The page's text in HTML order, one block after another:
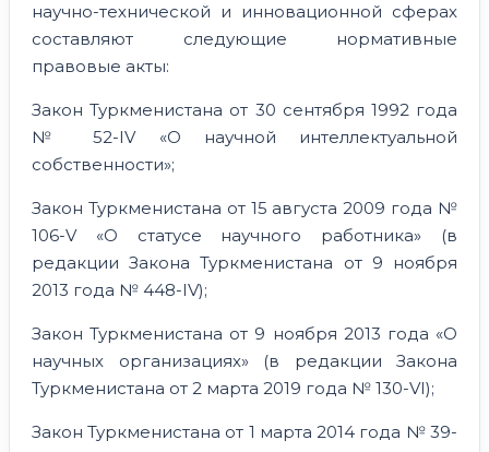
научно-технической и инновационной сферах
составляют следующие нормативные
правовые акты:
Закон Туркменистана от 30 сентября 1992 года
№ 52-IV «О научной интеллектуальной
собственности»;
Закон Туркменистана от 15 августа 2009 года №
106-V «О статусе научного работника» (в
редакции Закона Туркменистана от 9 ноября
2013 года № 448-IV);
Закон Туркменистана от 9 ноября 2013 года «О
научных организациях» (в редакции Закона
Туркменистана от 2 марта 2019 года № 130-VI);
Закон Туркменистана от 1 марта 2014 года № 39-